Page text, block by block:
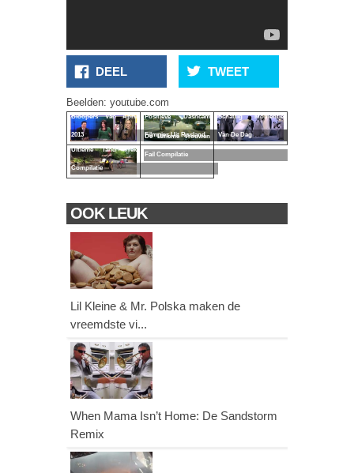
DEEL TWEET
Beelden: youtube.com
De Beste Nieuws
Bloopers Van April
2013
Positieve Dashcam
Filmpjes Uit Rusland
Schattig Momentje
Van De Dag
Ultieme Tand Trek
Compilatie
De Ultieme Vrouwen
Fail Compilatie
OOK LEUK
Lil Kleine & Mr. Polska maken de
vreemdste vi...
When Mama Isn’t Home: De Sandstorm
Remix